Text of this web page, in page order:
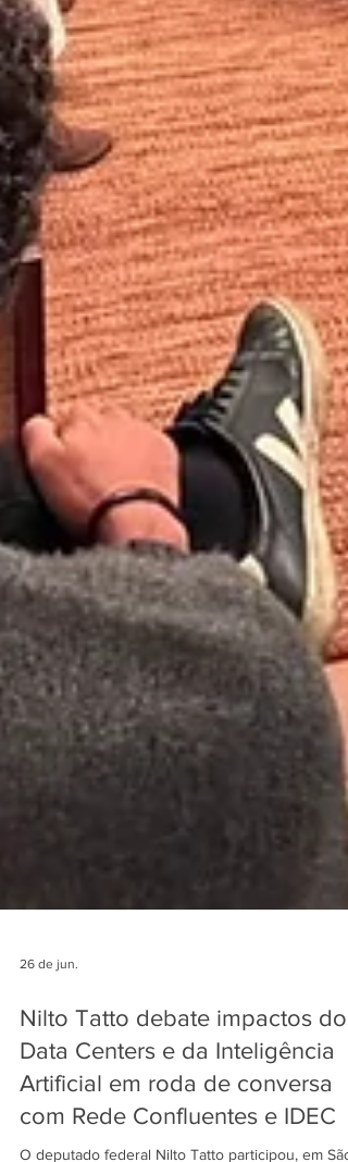
Nilto Tatto debate impactos dos
Data Centers e da Inteligência
Artificial em roda de conversa
com Rede Confluentes e IDEC